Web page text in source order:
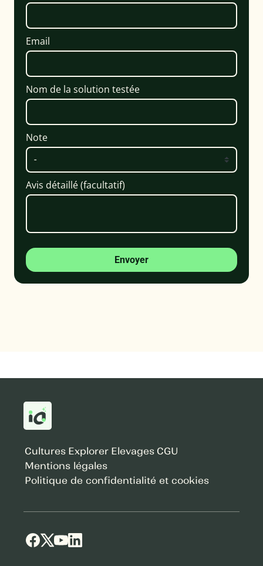
Email
Nom de la solution testée
Note
Avis détaillé (facultatif)
Envoyer
Cultures Explorer Elevages CGU
Mentions légales
Politique de confidentialité et cookies